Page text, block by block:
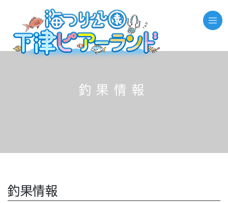
釣果情報
釣果情報